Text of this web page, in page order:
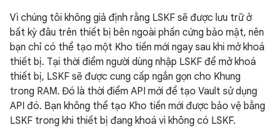
Vì chúng tôi không giả định rằng LSKF sẽ được lưu trữ ở
bất kỳ đâu trên thiết bị bên ngoài phần cứng bảo mật, nên
bạn chỉ có thể tạo một Kho tiền mới ngay sau khi mở khoá
thiết bị. Tại thời điểm người dùng nhập LSKF để mở khoá
thiết bị, LSKF sẽ được cung cấp ngắn gọn cho Khung
trong RAM. Đó là thời điểm API mới để tạo Vault sử dụng
API đó. Bạn không thể tạo Kho tiền mới được bảo vệ bằng
LSKF trong khi thiết bị đang khoá vì không có LSKF.